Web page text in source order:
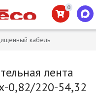
0
кабель
лента
0,82/220-54,32